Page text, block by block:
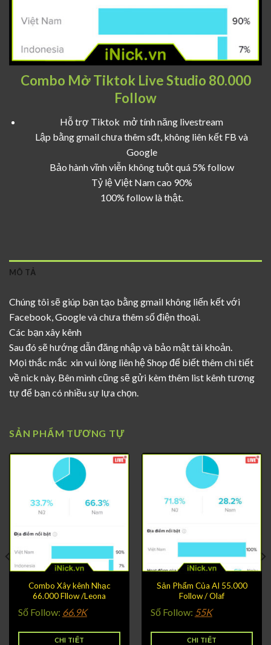
Combo Mở Tiktok Live Studio 80.000
Follow
Hỗ trợ Tiktok mở tính năng livestream
Lập bằng gmail chưa thêm sđt, không liên kết FB và
Google
Bảo hành vĩnh viễn không tuột quá 5% follow
Tỷ lệ Việt Nam cao 90%
100% follow là thật.
MÔ TẢ
Chúng tôi sẽ giúp bạn tạo bằng gmail không liến kết với
Facebook, Google và chưa thêm số điện thoại.
Các bạn xây kênh
Sau đó sẽ hướng dẫn đăng nhập và bảo mật tài khoản.
Mọi thắc mắc xin vui lòng liên hệ Shop để biết thêm chi tiết
về nick này. Bên mình cũng sẽ gửi kèm thêm list kênh tương
tự để bạn có nhiều sự lựa chọn.
SẢN PHẨM TƯƠNG TỰ
Combo Xây kênh Nhạc
66.000 Fllow /Leona
Số Follow: 66.9K
CHI TIẾT
Sản Phẩm Của AI 55.000
Follow / Olaf
Số Follow: 55K
CHI TIẾT